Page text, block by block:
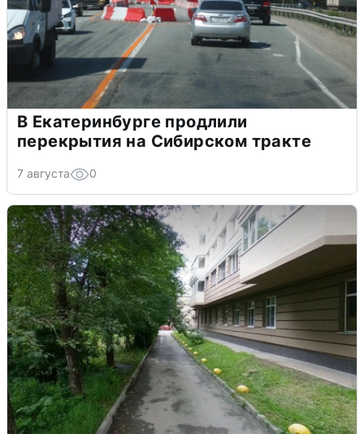
В Екатеринбурге продлили
перекрытия на Сибирском тракте
7 августа 0